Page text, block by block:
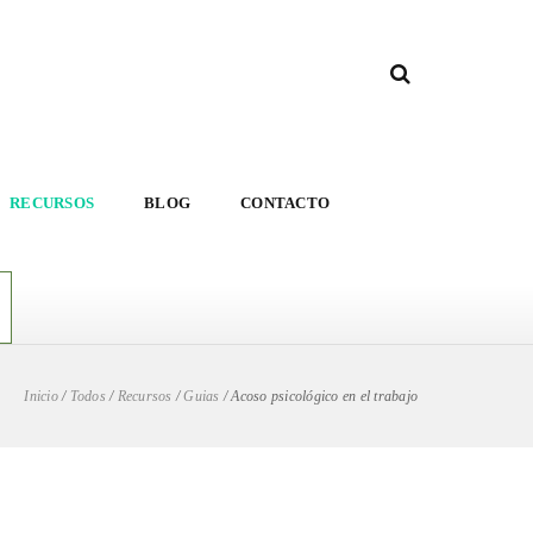
RECURSOS BLOG CONTACTO
Inicio/ Todos / Recursos /Guias /Acoso psicológico en el trabajo